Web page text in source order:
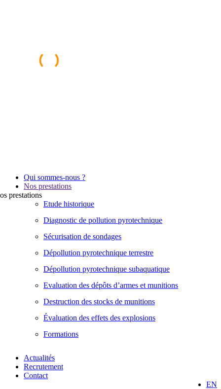
Qui sommes-nous ?
Nos prestations
prestations
Etude historique
Diagnostic de pollution pyrotechnique
Sécurisation de sondages
Dépollution pyrotechnique terrestre
Dépollution pyrotechnique subaquatique
Evaluation des dépôts d’armes et munitions
Destruction des stocks de munitions
Évaluation des effets des explosions
Formations
Actualités
Recrutement
Contact
EN